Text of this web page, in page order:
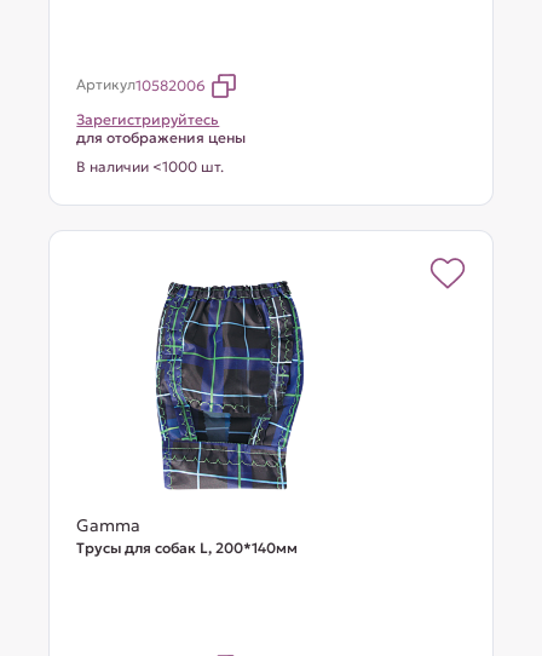
Артикул10582006
Зарегистрируйтесь
для отображения цены
В наличии <1000 шт.
Gamma
Трусы для собак L, 200*140мм